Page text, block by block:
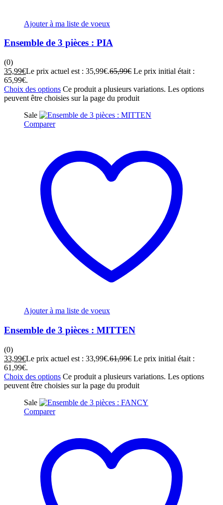
Ajouter à ma liste de voeux
Ensemble de 3 pièces : PIA
(0)
35,99€Le prix actuel est : 35,99€.65,99€ Le prix initial était :
65,99€.
Choix des options Ce produit a plusieurs variations. Les options
peuvent être choisies sur la page du produit
Sale
Comparer
Ajouter à ma liste de voeux
Ensemble de 3 pièces : MITTEN
(0)
33,99€Le prix actuel est : 33,99€.61,99€ Le prix initial était :
61,99€.
Choix des options Ce produit a plusieurs variations. Les options
peuvent être choisies sur la page du produit
Sale
Comparer